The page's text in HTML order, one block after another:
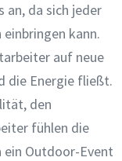
an, da sich jeder
kann.
auf neue
die Energie fließt.
den
fühlen die
Outdoor-Event